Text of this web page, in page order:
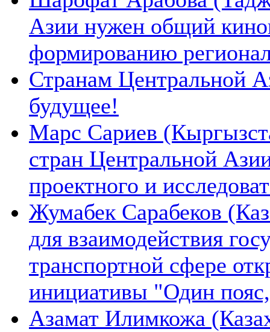
Азии нужен общий
формированию
Странам Центральной
будущее!
Марс Сариев
стран Центральной
проектного и
Жумабек Сарабеков
для взаимодействия
транспортной сфере
инициативы "Один
Азамат Илимкожа